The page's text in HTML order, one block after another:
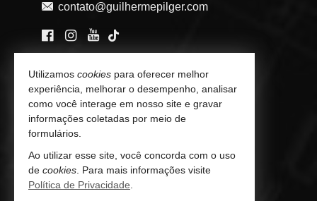
contato@guilhermepilger.com
VEJA MAIS
Consultoria Imobiliária Personalizada
trabalhe conosco
Indicadores Financeiros
Imóveis Favoritos
Utilizamos cookies para oferecer melhor
experiência, melhorar o desempenho, analisar
como você interage em nosso site e gravar
informações coletadas por meio de
formulários.
Ao utilizar esse site, você concorda com o uso
de cookies . Para mais informações visite
Política de Privacidade